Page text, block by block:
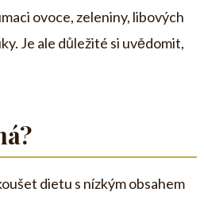
ovoce, zeleniny, libových
Je ale důležité si uvědomit,
dietu s nízkým obsahem